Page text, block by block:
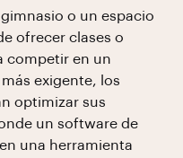
o un espacio
ofrecer clases o
competir en un
exigente, los
optimizar sus
un software de
una herramienta